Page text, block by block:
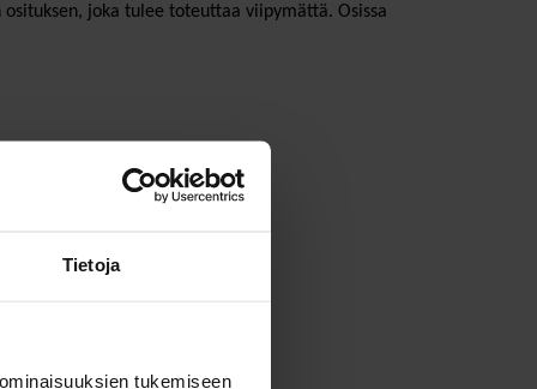
Tietoja
tukemiseen
osituksen, joka tulee toteuttaa viipymättä. Osissa